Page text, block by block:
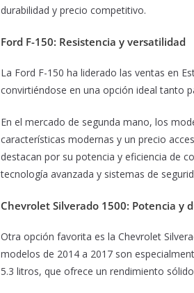
durabilidad y precio competitivo.
Ford F-150: Resistencia y versatilidad
La Ford F-150 ha liderado las ventas en
convirtiéndose en una opción ideal tanto
En el mercado de segunda mano, los
características modernas y un precio
destacan por su potencia y eficiencia de
tecnología avanzada y sistemas de
Chevrolet Silverado 1500: Potencia y
Otra opción favorita es la Chevrolet
modelos de 2014 a 2017 son
5.3 litros, que ofrece un rendimiento